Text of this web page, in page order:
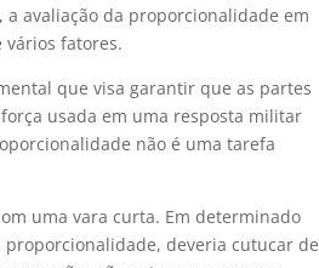
avaliação da proporcionalidade em
fatores.
que visa garantir que as partes
usada em uma resposta militar
não é uma tarefa
uma vara curta. Em determinado
proporcionalidade, deveria cutucar de